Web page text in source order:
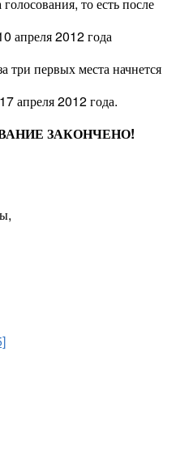
апреля 2012 года
три первых места начнется
апреля 2012 года.
ЗАКОНЧЕНО!